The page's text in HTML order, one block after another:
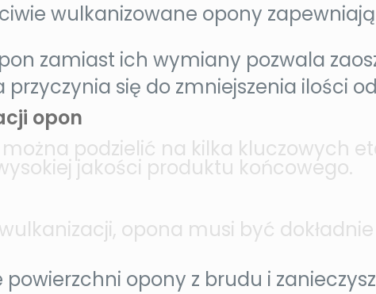
wulkanizowane opony
zamiast ich wymiany pozwala
przyczynia się do zmniejszenia ilości
opon
podzielić na kilka kluczowych
jakości produktu końcowego.
opona musi być
powierzchni opony z brudu i